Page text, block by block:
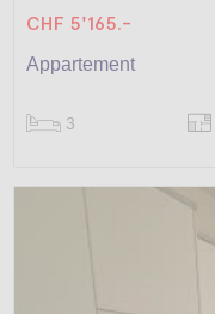
CHF 5'165.-
Appartement
3